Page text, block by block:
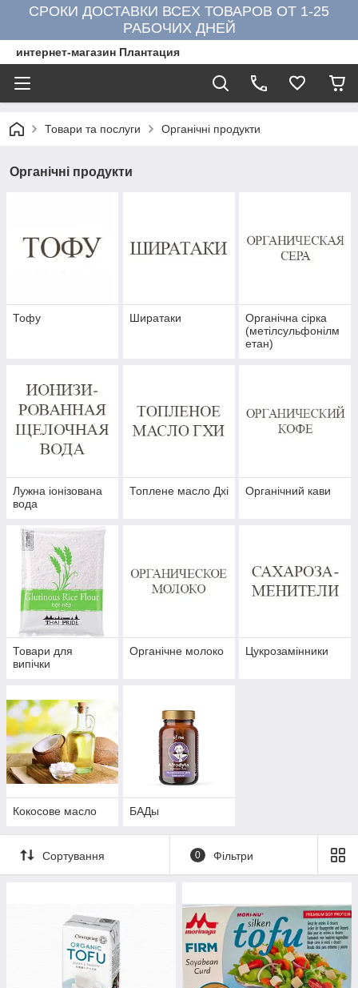
СРОКИ ДОСТАВКИ ВСЕХ ТОВАРОВ ОТ 1-25
РАБОЧИХ ДНЕЙ
интернет-магазин Плантация
Товари та послуги Органічні продукти
Органічні продукти
Тофу Ширатаки
Органічна сірка
(метілсульфонілм
етан)
Лужна іонізована
вода
Топлене масло Дхі Органічний кави
Товари для
випічки
Органічне молоко Цукрозамінники
Кокосове масло БАДы
Сортування 0 Фільтри